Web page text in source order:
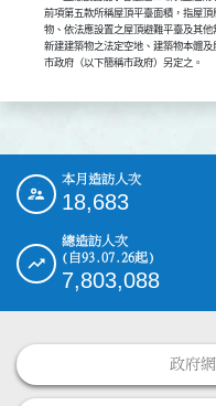
前項第五款所稱屋頂平臺面積，指屋
物、依法應設置之屋頂避難平臺及其他
新建建築物之法定空地、建築物本體
市政府（以下簡稱市政府）另定之。
::: 本月造訪人次
18,683
總造訪人次
(自93.07.26起)
7,803,088
政府